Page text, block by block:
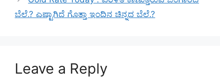
ಬೆಲೆ.? ಎಷ್ಟಾಗಿದೆ ಗೊತ್ತಾ ಇಂದಿನ ಚಿನ್ನದ ಬೆಲೆ.?
Leave a Reply